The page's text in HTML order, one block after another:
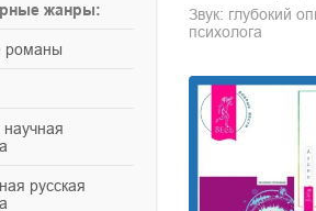
жанры:
романы
Звук: глубокий
психолога